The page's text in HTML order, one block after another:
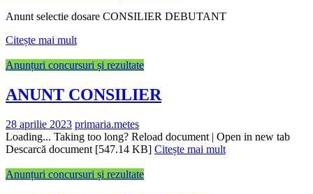
Anunt selectie dosare CONSILIER DEBUTANT
Citește mai mult
Anunțuri concursuri și rezultate
ANUNT CONSILIER
28 aprilie 2023 primaria.metes
Loading... Taking too long? Reload document | Open in new tab
Descarcă document [547.14 KB] Citește mai mult
Anunțuri concursuri și rezultate